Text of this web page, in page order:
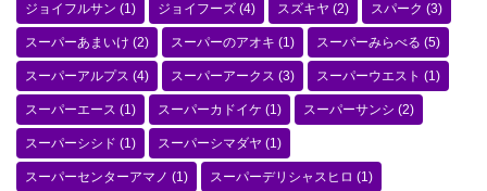
ジョイフルサン (1) ジョイフーズ (4) スズキヤ (2) スパーク (3)
スーパーあまいけ (2) スーパーのアオキ (1) スーパーみらべる (5)
スーパーアルプス (4) スーパーアークス (3) スーパーウエスト (1)
スーパーエース (1) スーパーカドイケ (1) スーパーサンシ (2)
スーパーシシド (1) スーパーシマダヤ (1)
スーパーセンターアマノ (1) スーパーデリシャスヒロ (1)